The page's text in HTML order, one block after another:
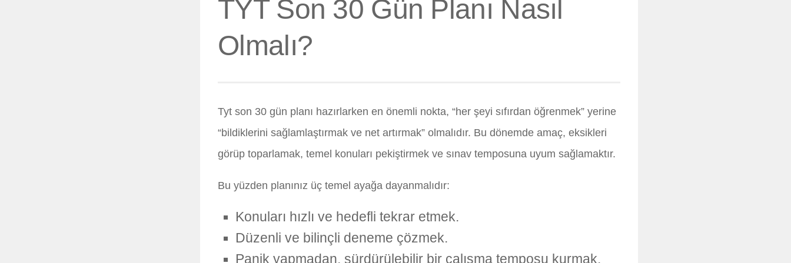
TYT Son 30 Gün Planı Nasıl
Olmalı?
Tyt son 30 gün planı hazırlarken en önemli nokta, “her şeyi sıfırdan öğrenmek” yerine
“bildiklerini sağlamlaştırmak ve net artırmak” olmalıdır. Bu dönemde amaç, eksikleri
görüp toparlamak, temel konuları pekiştirmek ve sınav temposuna uyum sağlamaktır.
Bu yüzden planınız üç temel ayağa dayanmalıdır:
Konuları hızlı ve hedefli tekrar etmek.
Düzenli ve bilinçli deneme çözmek.
Panik yapmadan, sürdürülebilir bir çalışma temposu kurmak.